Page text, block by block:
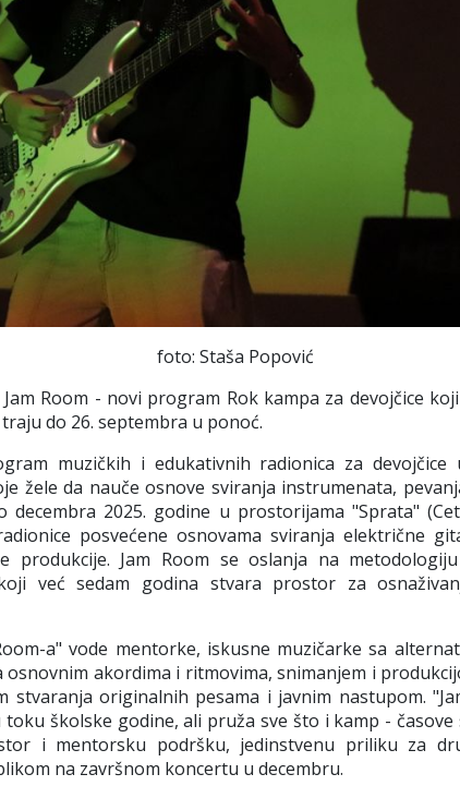
foto: Staša Popović
Room - novi program Rok kampa za devojčice
do 26. septembra u ponoć.
muzičkih i edukativnih radionica za devojčice
žele da nauče osnove sviranja instrumenata,
decembra 2025. godine u prostorijama "Sprata"
posvećene osnovama sviranja električne
produkcije. Jam Room se oslanja na
već sedam godina stvara prostor za
a" vode mentorke, iskusne muzičarke sa
osnovnim akordima i ritmovima, snimanjem i
stvaranja originalnih pesama i javnim nastupom.
toku školske godine, ali pruža sve što i kamp -
i mentorsku podršku, jedinstvenu priliku za
na završnom koncertu u decembru.